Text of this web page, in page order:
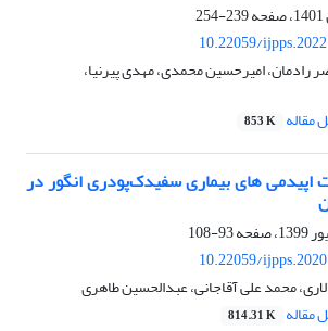
239-254
10.22059/
رادمان، امیرحسین محمدی، مهدی پیرنیا،
مقاله 853 K
اپیدمی های بیماری سفیدک‌پودری انگور در
93-108
10.22059/
محمد علی آقاجانی، عبدالحسین طاهری
مقاله 814.31 K